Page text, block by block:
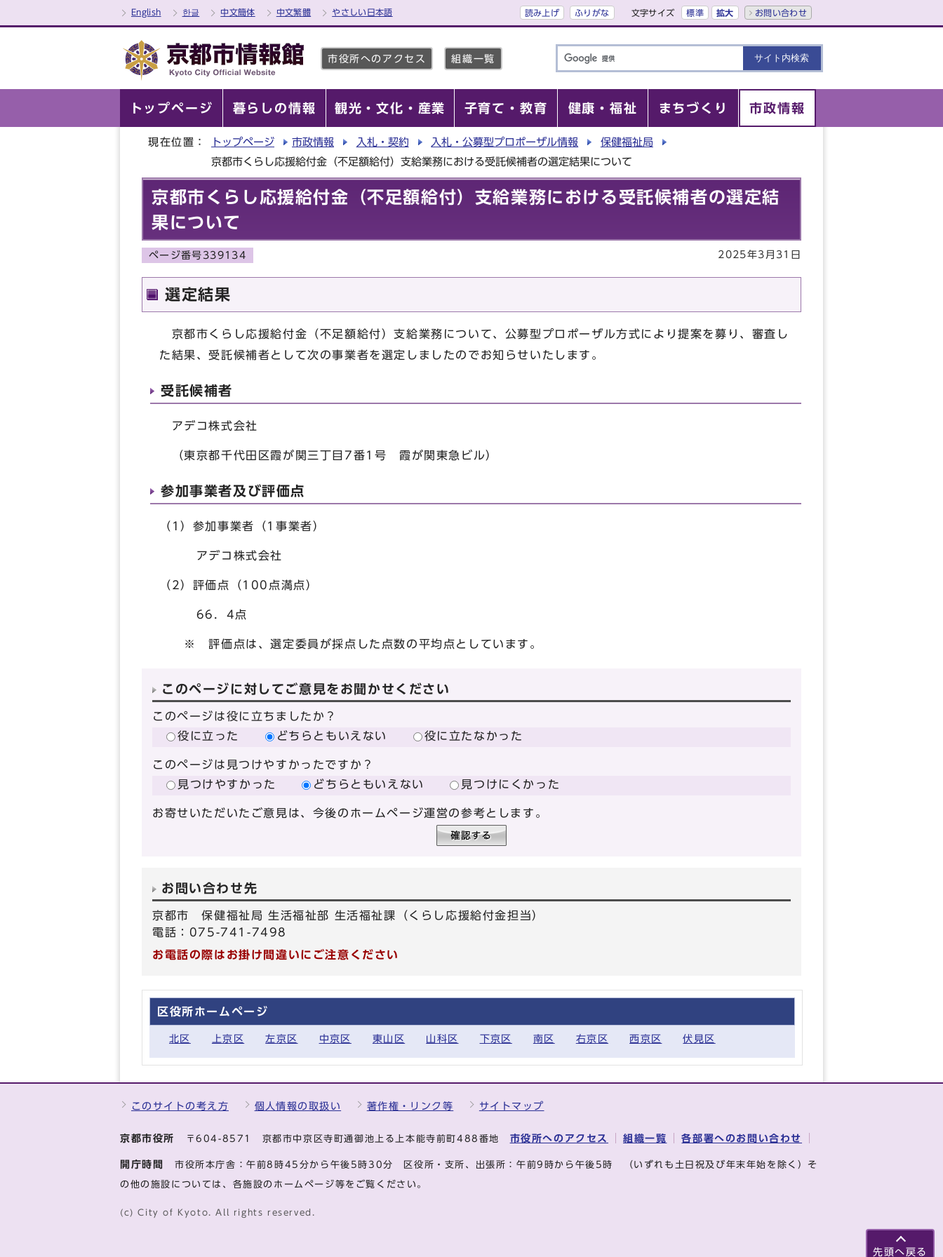
English 한글 中文簡体 中文繁體 やさしい日本語 読み上げ ふりがな 文字サイズ 標準 拡大 お問い合わせ
市役所へのアクセス 組織一覧
トップページ 暮らしの情報 観光・文化・産業 子育て・教育 健康・福祉 まちづくり 市政情報
現在位置： トップページ 市政情報 入札・契約 入札・公募型プロポーザル情報
保健福祉局
京都市くらし応援給付金（不足額給付）支給業務における受託候補者の選定結果について
京都市くらし応援給付金（不足額給付）支給業務における受託候補者の選定結
果について
ページ番号339134 2025年3月31日
選定結果
京都市くらし応援給付金（不足額給付）支給業務について、公募型プロポーザル方式により提案を募り、審査し
た結果、受託候補者として次の事業者を選定しましたのでお知らせいたします。
受託候補者
アデコ株式会社
（東京都千代田区霞が関三丁目7番1号 霞が関東急ビル）
参加事業者及び評価点
（1）参加事業者（1事業者）
アデコ株式会社
（2）評価点（100点満点）
66．4点
※ 評価点は、選定委員が採点した点数の平均点としています。
このページに対してご意見をお聞かせください
このページは役に立ちましたか？
役に立った
どちらともいえない 役に立たなかった
このページは見つけやすかったですか？
見つけやすかった
どちらともいえない 見つけにくかった
お寄せいただいたご意見は、今後のホームページ運営の参考とします。
お問い合わせ先
京都市 保健福祉局 生活福祉部 生活福祉課（くらし応援給付金担当）
電話：075-741-7498
お電話の際はお掛け間違いにご注意ください
区役所ホームページ
北区 上京区 左京区 中京区 東山区 山科区 下京区 南区 右京区 西京区 伏見区
先頭へ戻る
このサイトの考え方 個人情報の取扱い 著作権・リンク等 サイトマップ
京都市役所 〒604-8571 京都市中京区寺町通御池上る上本能寺前町488番地 市役所へのアクセス 組織一覧 各部署へのお問い合わせ
開庁時間 市役所本庁舎：午前8時45分から午後5時30分 区役所・支所、出張所：午前9時から午後5時 （いずれも土日祝及び年末年始を除く）そ
の他の施設については、各施設のホームページ等をご覧ください。
(c) City of Kyoto. All rights reserved.